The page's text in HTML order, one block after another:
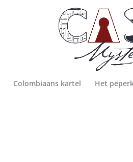
Colombiaans kartel Het